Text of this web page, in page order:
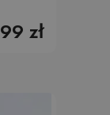
zł